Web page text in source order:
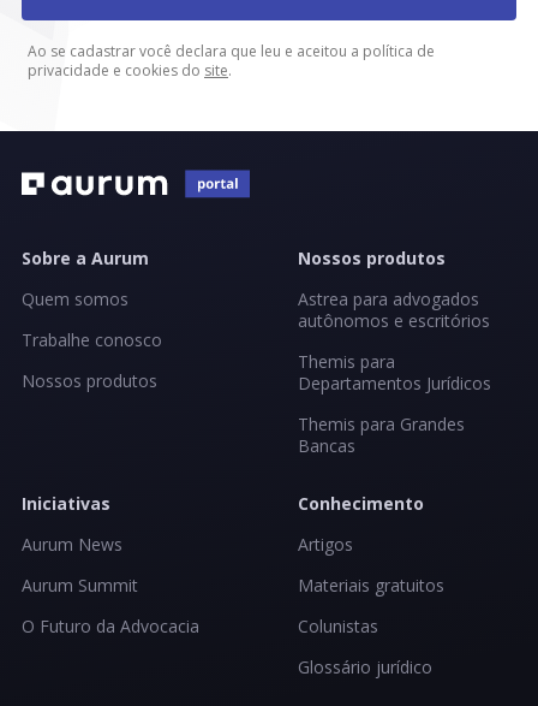
Ao se cadastrar você declara que leu e aceitou a política de
privacidade e cookies do site.
Sobre a Aurum
Quem somos
Trabalhe conosco
Nossos produtos
Nossos produtos
Astrea para advogados
autônomos e escritórios
Themis para
Departamentos Jurídicos
Themis para Grandes
Bancas
Iniciativas
Aurum News
Aurum Summit
O Futuro da Advocacia
Conhecimento
Artigos
Materiais gratuitos
Colunistas
Glossário jurídico